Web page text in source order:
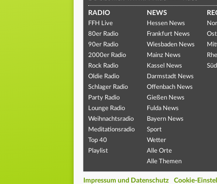
RADIO
FFH Live
80er Radio
90er Radio
2000er Radio
Rock Radio
Oldie Radio
Schlager Radio
Party Radio
Lounge Radio
Weihnachtsradio
Meditationsradio
Top 40
Playlist
NEWS
Hessen News
Frankfurt News
Wiesbaden News
Mainz News
Kassel News
Darmstadt News
Offenbach News
Gießen News
Fulda News
Bayern News
Sport
Wetter
Alle Orte
Alle Themen
Impressum und Datenschutz Cookie-